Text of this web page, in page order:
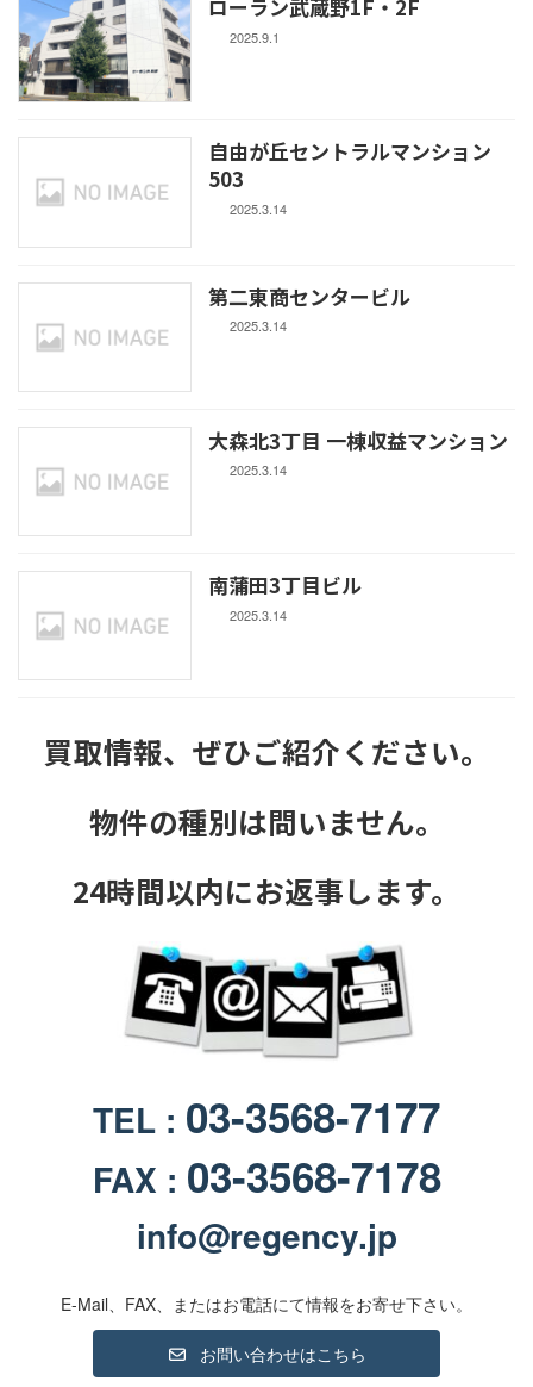
ローラン武蔵野1F・2F
2025.9.1
自由が丘セントラルマンション
503
2025.3.14
第二東商センタービル
2025.3.14
大森北3丁目 一棟収益マンション
2025.3.14
南蒲田3丁目ビル
2025.3.14
買取情報、ぜひご紹介ください。
物件の種別は問いません。
24時間以内にお返事します。
TEL : 03-3568-7177
FAX : 03-3568-7178
info@regency.jp
E-Mail、FAX、またはお電話にて情報をお寄せ下さい。
お問い合わせはこちら